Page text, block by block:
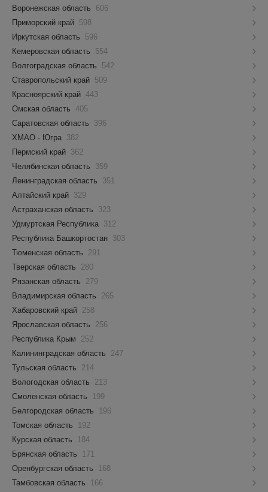
Воронежская область
606
Приморский край 598
Иркутская область
596
Кемеровская область
554
Волгоградская область
542
Ставропольский край 509
Красноярский край 443
Омская область 405
Саратовская область
396
ХМАО - Югра 382
Пермский край 362
Челябинская область
359
Ленинградская область
351
Алтайский край 329
Астраханская область
323
Удмуртская Республика 312
Республика Башкортостан 303
Тюменская область
291
Тверская область
280
Рязанская область
279
Владимирская область
265
Хабаровский край 258
Ярославская область
256
Республика Крым
252
Калининградская область
247
Тульская область
214
Вологодская область
213
Смоленская область
199
Белгородская область
196
Томская область
192
Курская область
184
Брянская область
171
Оренбургская область
168
Тамбовская область
166